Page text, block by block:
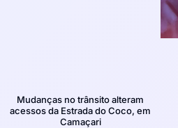
Mudanças no trânsito alteram
acessos da Estrada do Coco, em
Camaçari